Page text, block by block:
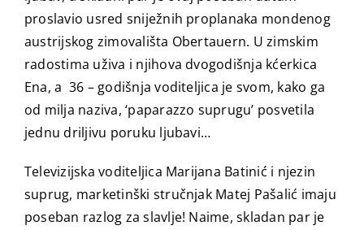
proslavio usred sniježnih proplanaka mondenog
austrijskog zimovališta Obertauern. U zimskim
radostima uživa i njihova dvogodišnja kćerkica
Ena, a 36 – godišnja voditeljica je svom, kako ga
od milja naziva, ‘paparazzo suprugu’ posvetila
jednu driljivu poruku ljubavi…
Televizijska voditeljica Marijana Batinić i njezin
suprug, marketinški stručnjak Matej Pašalić imaju
poseban razlog za slavlje! Naime, skladan par je